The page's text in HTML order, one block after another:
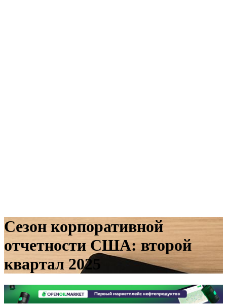
Сезон корпоративной
отчетности США: второй
квартал 2025